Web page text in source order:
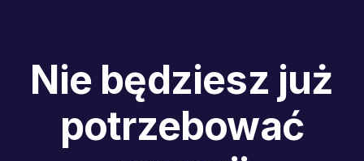
Nie będziesz już
potrzebować